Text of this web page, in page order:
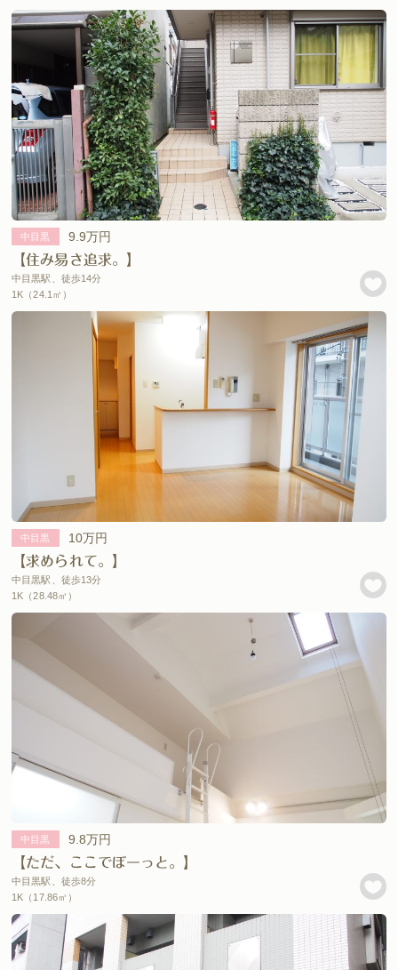
中目黒
9.9万円
【住み易さ追求。】
中目黒駅、徒歩14分
1K（24.1㎡）
中目黒
10万円
【求められて。】
中目黒駅、徒歩13分
1K（28.48㎡）
中目黒
9.8万円
【ただ、ここでぼーっと。】
中目黒駅、徒歩8分
1K（17.86㎡）